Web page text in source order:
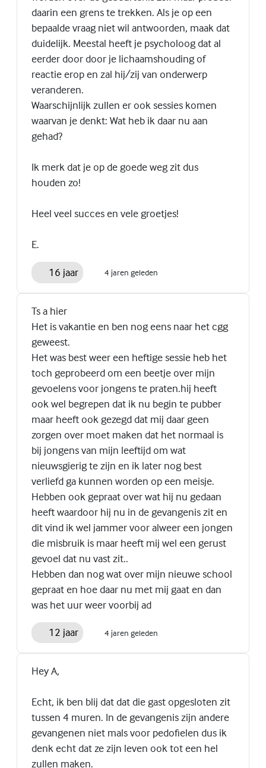
daarin een grens te trekken. Als je op een
bepaalde vraag niet wil antwoorden, maak dat
duidelijk. Meestal heeft je psycholoog dat al
eerder door door je lichaamshouding of
reactie erop en zal hij/zij van onderwerp
veranderen.
Waarschijnlijk zullen er ook sessies komen
waarvan je denkt: Wat heb ik daar nu aan
gehad?
Ik merk dat je op de goede weg zit dus
houden zo!
Heel veel succes en vele groetjes!
E.
16 jaar 4 jaren geleden
Ts a hier
Het is vakantie en ben nog eens naar het cgg
geweest.
Het was best weer een heftige sessie heb het
toch geprobeerd om een beetje over mijn
gevoelens voor jongens te praten.hij heeft
ook wel begrepen dat ik nu begin te pubber
maar heeft ook gezegd dat mij daar geen
zorgen over moet maken dat het normaal is
bij jongens van mijn leeftijd om wat
nieuwsgierig te zijn en ik later nog best
verliefd ga kunnen worden op een meisje.
Hebben ook gepraat over wat hij nu gedaan
heeft waardoor hij nu in de gevangenis zit en
dit vind ik wel jammer voor alweer een jongen
die misbruik is maar heeft mij wel een gerust
gevoel dat nu vast zit..
Hebben dan nog wat over mijn nieuwe school
gepraat en hoe daar nu met mij gaat en dan
was het uur weer voorbij ad
12 jaar 4 jaren geleden
Hey A,
Echt, ik ben blij dat dat die gast opgesloten zit
tussen 4 muren. In de gevangenis zijn andere
gevangenen niet mals voor pedofielen dus ik
denk echt dat ze zijn leven ook tot een hel
zullen maken.